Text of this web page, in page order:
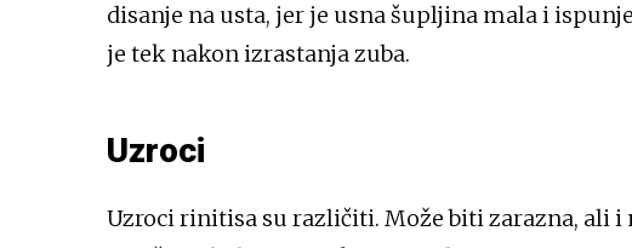
disanje na usta, jer je usna šupljina mala i
je tek nakon izrastanja zuba.
Uzroci
Uzroci rinitisa su različiti. Može biti zarazna, ali